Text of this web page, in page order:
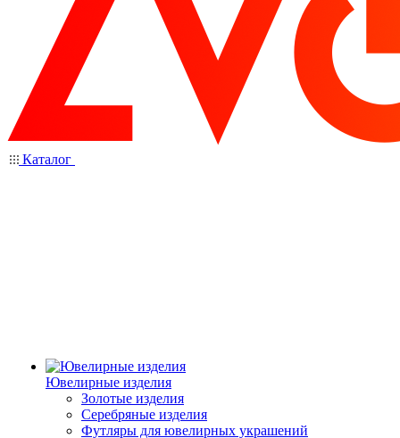
Каталог
Ювелирные изделия
Золотые изделия
Серебряные изделия
Футляры для ювелирных украшений